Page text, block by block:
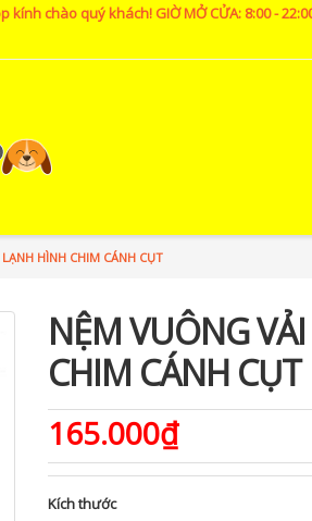
kính chào quý khách! GIỜ MỞ CỬA: 8:00 -
HÌNH CHIM CÁNH CỤT
NỆM VUÔNG
CHIM CÁNH CỤT
165.000₫
Kích thước